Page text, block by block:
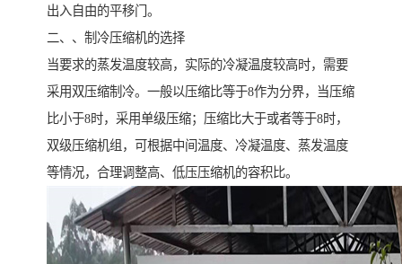
出入自由的平移门。
二、、制冷压缩机的选择
当要求的蒸发温度较高，实际的冷凝温度较高时，需要
采用双压缩制冷。一般以压缩比等于8作为分界，当压缩
比小于8时，采用单级压缩；压缩比大于或者等于8时，
双级压缩机组，可根据中间温度、冷凝温度、蒸发温度
等情况，合理调整高、低压压缩机的容积比。